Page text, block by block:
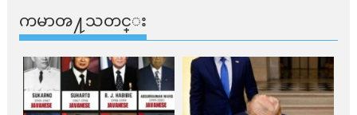
ကမာၻ႔သတင္း